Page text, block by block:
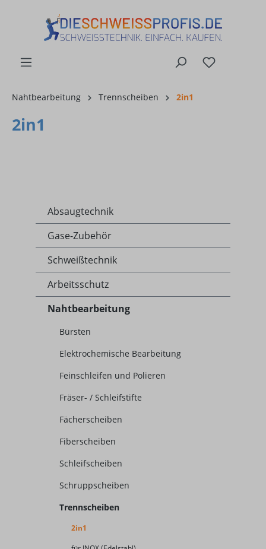
Nahtbearbeitung Trennscheiben 2in1
2in1
Absaugtechnik
Gase-Zubehör
Schweißtechnik
Arbeitsschutz
Nahtbearbeitung
Bürsten
Elektrochemische Bearbeitung
Feinschleifen und Polieren
Fräser- / Schleifstifte
Fächerscheiben
Fiberscheiben
Schleifscheiben
Schruppscheiben
Trennscheiben
2in1